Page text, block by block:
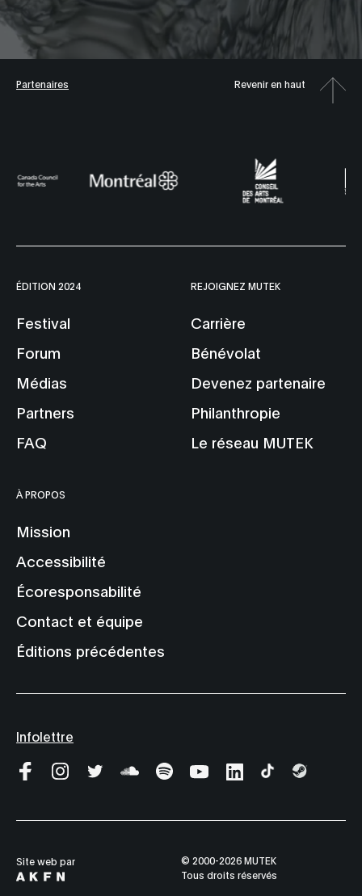
Partenaires Revenir en haut
ÉDITION 2024
Festival
Forum
Médias
Partners
FAQ
REJOIGNEZ MUTEK
Carrière
Bénévolat
Devenez partenaire
Philanthropie
Le réseau MUTEK
À PROPOS
Mission
Accessibilité
Écoresponsabilité
Contact et équipe
Éditions précédentes
Infolettre
Site web par
© 2000-2026 MUTEK
Tous droits réservés